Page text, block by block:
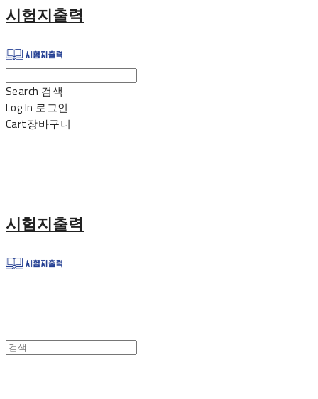
시험지출력
Search 검색
Log In 로그인
Cart장바구니
시험지출력